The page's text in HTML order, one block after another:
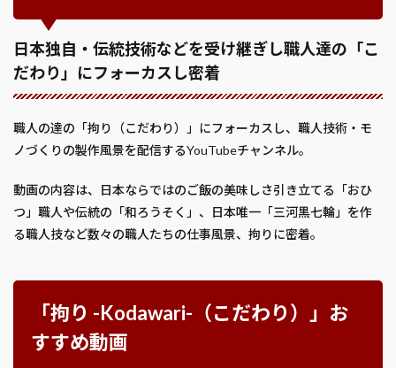
日本独自・伝統技術などを受け継ぎし職人達の「こ
だわり」にフォーカスし密着
職人の達の「拘り（こだわり）」にフォーカスし、職人技術・モ
ノづくりの製作風景を配信するYouTubeチャンネル。
動画の内容は、日本ならではのご飯の美味しさ引き立てる「おひ
つ」職人や伝統の「和ろうそく」、日本唯一「三河黒七輪」を作
る職人技など数々の職人たちの仕事風景、拘りに密着。
「拘り -Kodawari-（こだわり）」お
すすめ動画